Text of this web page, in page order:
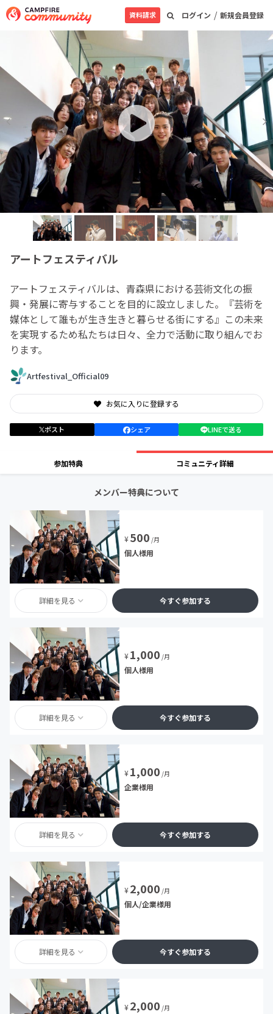
ログイン / 新規会員登録
資料請求
アートフェスティバル
アートフェスティバルは、青森県における芸術文化の振
興・発展に寄与することを目的に設立しました。『芸術を
媒体として誰もが生き生きと暮らせる街にする』この未来
を実現するため私たちは日々、全力で活動に取り組んでお
ります。
Artfestival_Official09
お気に入りに登録する
ポスト シェア LINEで送る
参加特典 コミュニティ詳細
メンバー特典について
¥500 /月
個人様用
詳細を見る 今すぐ参加する
¥1,000 /月
個人様用
詳細を見る 今すぐ参加する
¥1,000 /月
企業様用
詳細を見る 今すぐ参加する
¥2,000 /月
個人/企業様用
詳細を見る 今すぐ参加する
¥2,000 /月